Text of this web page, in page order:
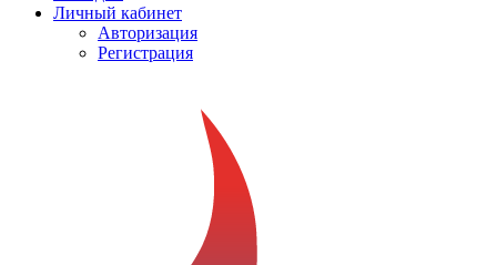
Личный кабинет
Авторизация
Регистрация